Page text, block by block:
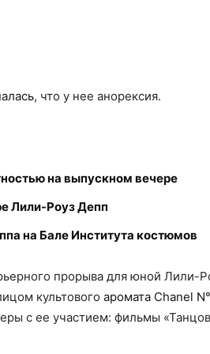
, что у нее анорексия.
на выпускном вечере
Лили-Роуз Депп
на Бале Института костюмов
прорыва для юной Лили-
культового аромата Chanel
с ее участием: фильмы